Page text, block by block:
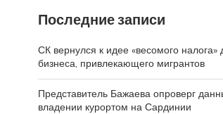
Последние записи
СК вернулся к идее «весомого налога»
бизнеса, привлекающего мигрантов
Представитель Бажаева опроверг
владении курортом на Сардинии